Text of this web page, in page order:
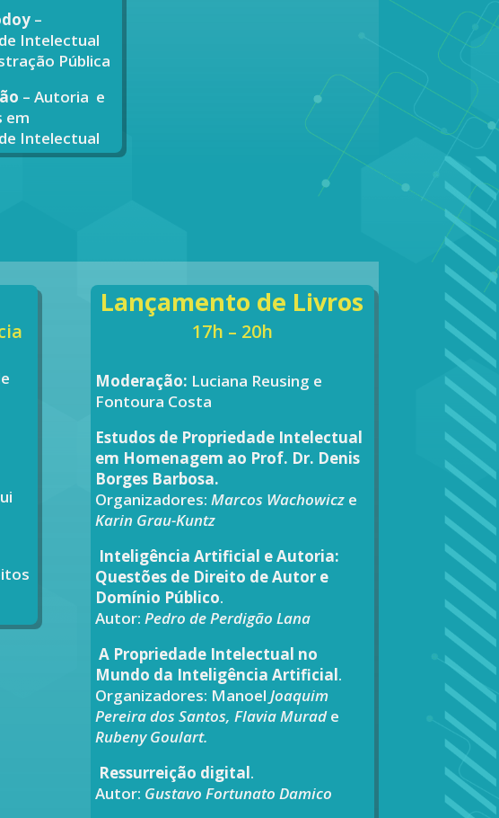
–
Intelectual
Pública
– Autoria e
em
Intelectual
Lançamento de Livros
17h – 20h
Moderação: Luciana Reusing e
Fontoura Costa
Estudos de Propriedade Intelectual
em Homenagem ao Prof. Dr. Denis
Borges Barbosa.
Organizadores: Marcos Wachowicze
Karin Grau-Kuntz
Inteligência Artificial e Autoria:
Questões de Direito de Autor e
Domínio Público.
Autor: Pedro de Perdigão Lana
A Propriedade Intelectual no
Mundo da Inteligência Artificial.
Organizadores: Manoel Joaquim
Pereira dos Santos, Flavia Murade
Rubeny Goulart.
Ressurreição digital.
Autor: Gustavo Fortunato Damico